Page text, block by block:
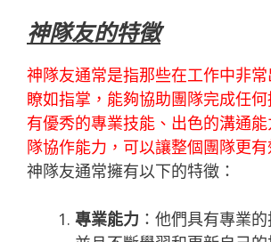
神隊友的特徵
神隊友通常是指那些在工作中非
瞭如指掌，能夠協助團隊完成任
有優秀的專業技能、出色的溝通
隊協作能力，可以讓整個團隊更有
神隊友通常擁有以下的特徵：
專業能力 ：他們具有專業